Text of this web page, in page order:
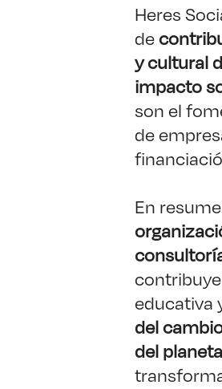
Heres
de
y cultural
impacto
son el
de
En
educativa
del
del planeta